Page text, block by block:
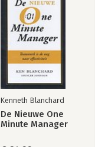
Kenneth Blanchard
De Nieuwe One
Minute Manager